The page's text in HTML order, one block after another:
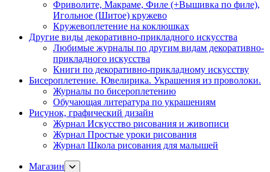
Фриволите, Макраме, Филе (+Вышивка по филе),
Игольное (Шитое) кружево
Кружевоплетение на коклюшках
Другие виды декоративно-прикладного искусства
Любимые журналы по другим видам декоративно-
прикладного искусства
Книги по декоративно-прикладному искусству
Бисероплетение. Ювелирика. Украшения из проволоки.
Журналы по бисероплетению
Обучающая литература по украшениям
Рисунок, графический дизайн
Журнал Искусство рисования и живописи
Журнал Простые уроки рисования
Журнал Школа рисования для малышей
Магазин